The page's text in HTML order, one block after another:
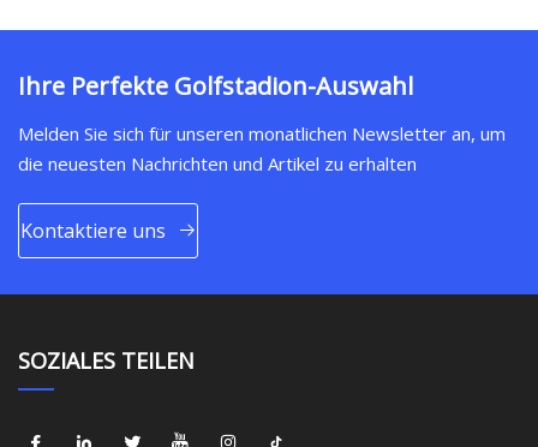
Ihre Perfekte Golfstadion-Auswahl
Melden Sie sich für unseren monatlichen Newsletter an, um
die neuesten Nachrichten und Artikel zu erhalten
Kontaktiere uns
SOZIALES TEILEN